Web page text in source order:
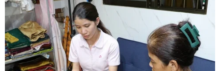
TIN CÙNG CHUYÊN MỤC